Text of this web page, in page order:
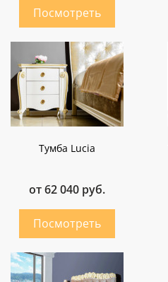
Тумба Lucia
от 62 040 руб.